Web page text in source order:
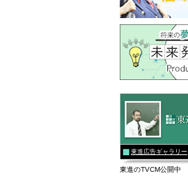
東進広告ギャラリー
東進のTVCM公開中